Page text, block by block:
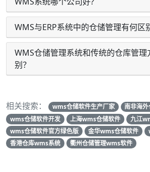
WMS与ERP系统中的仓储管理有何区
WMS仓储管理系统和传统的仓库管理
别？
相关搜索： wms仓储软件生产厂家
南非海
wms仓储软件开发
上海wms仓储软件
九江
wms仓储软件官方绿色版
金华wms仓储软件
香港仓库wms系统
衢州仓储管理wms软件